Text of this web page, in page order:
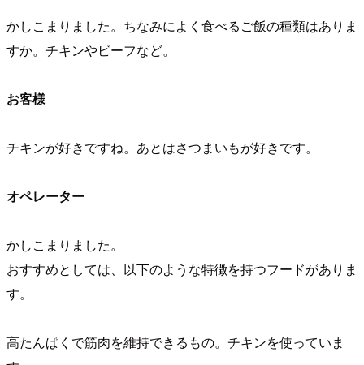
かしこまりました。ちなみによく食べるご飯の種類はありま
すか。チキンやビーフなど。
お客様
チキンが好きですね。あとはさつまいもが好きです。
オペレーター
かしこまりました。
おすすめとしては、以下のような特徴を持つフードがありま
す。
高たんぱくで筋肉を維持できるもの。チキンを使っていま